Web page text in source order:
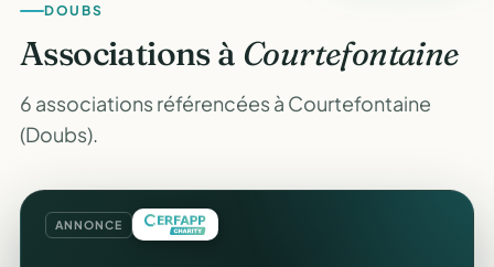
DOUBS
Associations à Courtefontaine
6 associations référencées à Courtefontaine
(Doubs).
ANNONCE